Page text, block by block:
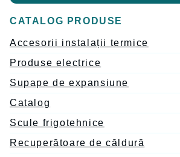
CATALOG PRODUSE
Accesorii instalații termice
Produse electrice
Supape de expansiune
Catalog
Scule frigotehnice
Recuperătoare de căldură